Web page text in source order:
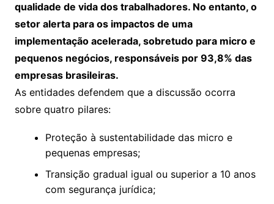
qualidade de vida dos trabalhadores. No entanto, o
setor alerta para os impactos de uma
implementação acelerada, sobretudo para micro e
pequenos negócios, responsáveis por 93,8% das
empresas brasileiras.
As entidades defendem que a discussão ocorra
sobre quatro pilares:
Proteção à sustentabilidade das micro e
pequenas empresas;
Transição gradual igual ou superior a 10 anos
com segurança jurídica;